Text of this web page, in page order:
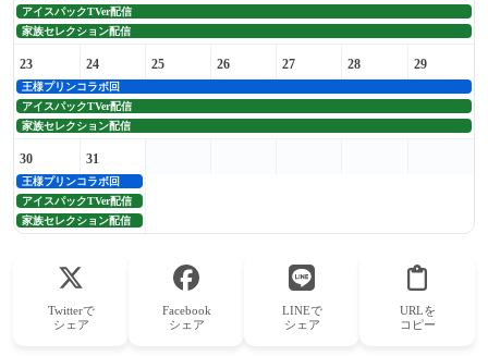
アイスパックTVer配信
家族セレクション配信
23 24 25 26 27 28 29
王様プリンコラボ回
アイスパックTVer配信
家族セレクション配信
30 31
王様プリンコラボ回
アイスパックTVer配信
家族セレクション配信
Twitterで
シェア
Facebook
シェア
LINEで
シェア
URLを
コピー